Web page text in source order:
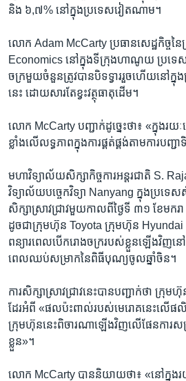
និង ៦,៧% នៅ​ក្នុង​ប្រទេស​វៀតណាម។
លោក Adam McCarty ប្រធាន​សេដ្ឋកិច្ច​ន
Economics នៅ​ក្នុង​ទីក្រុង​ហាណូយ ប្រទ
ចក្រ​មួយ​ចំនួន​ត្រូវ​បាន​បិទ​ទ្វារ​រួច​ហើយ​នៅ​ក្នុ
នេះ ដោយសារ​តែ​ខ្វះ​វត្ថុ​ធាតុ​ដើម។
លោក McCarty បញ្ជាក់​ដូច្នេះ​ថា៖ «ក្នុង​រ
ខ្លាំង​លើ​លទ្ធភាព​ក្នុង​ការ​ផ្គត់ផ្គង់​តាម​ការ​បញ្ជ
មហា​វិទ្យាល័យ​សិក្សា​កិច្ចការ​អន្តរជាតិ S.
វិទ្យាល័យ​បច្ចេកវិទ្យា Nanyang ក្នុង​ប្រទេស​
សិក្សា​ស្រាវជ្រាវ​មួយ​កាល​ពី​ថ្ងៃ​ទី ៣១ ខែ​មក
ដូចជា​ក្រុមហ៊ុន Toyota ក្រុមហ៊ុន
ពន្យារ​ពេល​បើក​រោងចក្រ​របស់​ខ្លួន​ឡើង​វិញ​នៅ​
ពេល​ឈប់​សម្រាក​នៃ​ពិធី​បុណ្យ​ចូលឆ្នាំ​ចិន។
ការ​សិក្សា​ស្រាវជ្រាវ​នេះ​បាន​បញ្ជាក់​ថា ក្រុ
ដែរ​អំពី «ផល​ប៉ះពាល់​របស់​មេរោគ​នេះ​លើ​ផ
ក្រុមហ៊ុន​នេះ​ពិចារណា​ឡើង​វិញ​លើ​ផែនការ​សម្
ខ្លួន»។
លោក McCarty បាន​និយាយ​ថា៖ «នៅ​ក្នុង​រយ